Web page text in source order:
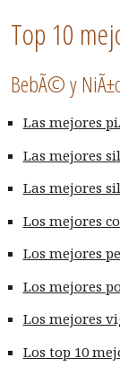
Top 10
BebÃ© y
Las mejores
Las mejores
Las mejores
Los mejores
Los mejores
Los mejores
Los mejores
Los top 10